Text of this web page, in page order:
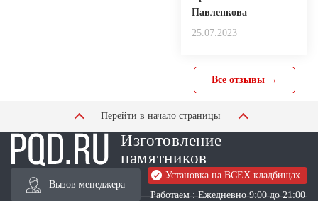
Павленкова
25.07.2023
Все отзывы →
Перейти в начало страницы
Изготовление
памятников
Вызов менеджера
Установка на ВСЕХ кладбищах
Работаем : Ежедневно 9:00 до 21:00